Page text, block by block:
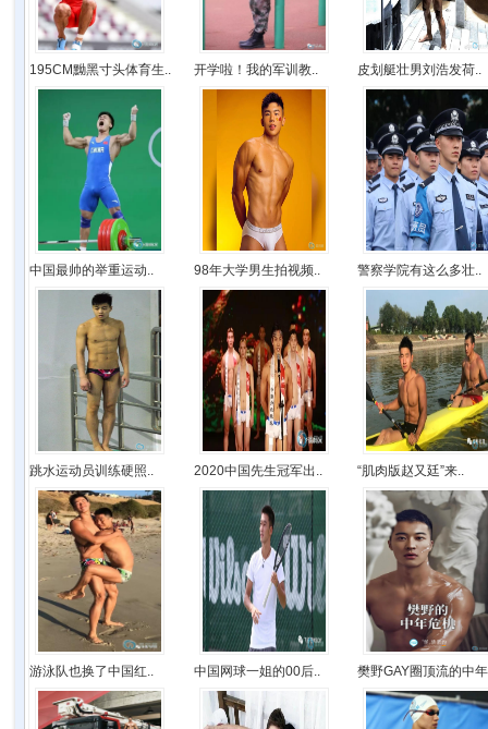
195CM黝黑寸头体育生.. 开学啦！我的军训教.. 皮划艇壮男刘浩发荷..
中国最帅的举重运动.. 98年大学男生拍视频.. 警察学院有这么多壮..
跳水运动员训练硬照.. 2020中国先生冠军出.. “肌肉版赵又廷”来..
游泳队也换了中国红.. 中国网球一姐的00后.. 樊野GAY圈顶流的中